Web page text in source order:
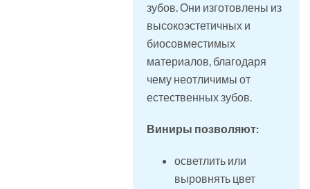
зубов. Они изготовлены из
высокоэстетичных и
биосовместимых
материалов, благодаря
чему неотличимы от
естественных зубов.
Виниры позволяют:
осветлить или
выровнять цвет